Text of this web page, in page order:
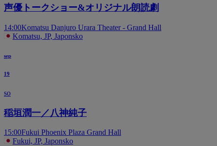
声優トークショー&オリジナル朗読劇
14:00Komatsu Danjuro Urara Theater - Grand Hall
Komatsu, JP, Japonsko
sep
19
so
稲垣潤一／八神純子
15:00Fukui Phoenix Plaza Grand Hall
Fukui, JP, Japonsko